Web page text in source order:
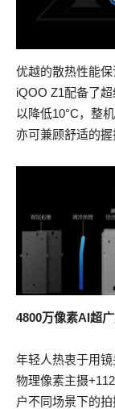
优越的散热性能保
iQOO Z1配备了
以降低10°C，整
亦可兼顾舒适的握
4800万像素AI超
年轻人热衷于用
物理像素主摄
户不同场景下的